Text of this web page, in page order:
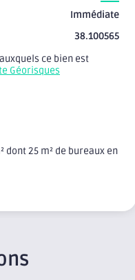
Immédiate
38.100565
ce bien est
Géorisques
dont 25 m² de bureaux en